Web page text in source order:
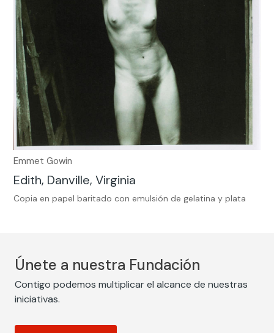
Emmet Gowin
Edith, Danville, Virginia
Copia en papel baritado con emulsión de gelatina y plata
Únete a nuestra Fundación
Contigo podemos multiplicar el alcance de nuestras
iniciativas.